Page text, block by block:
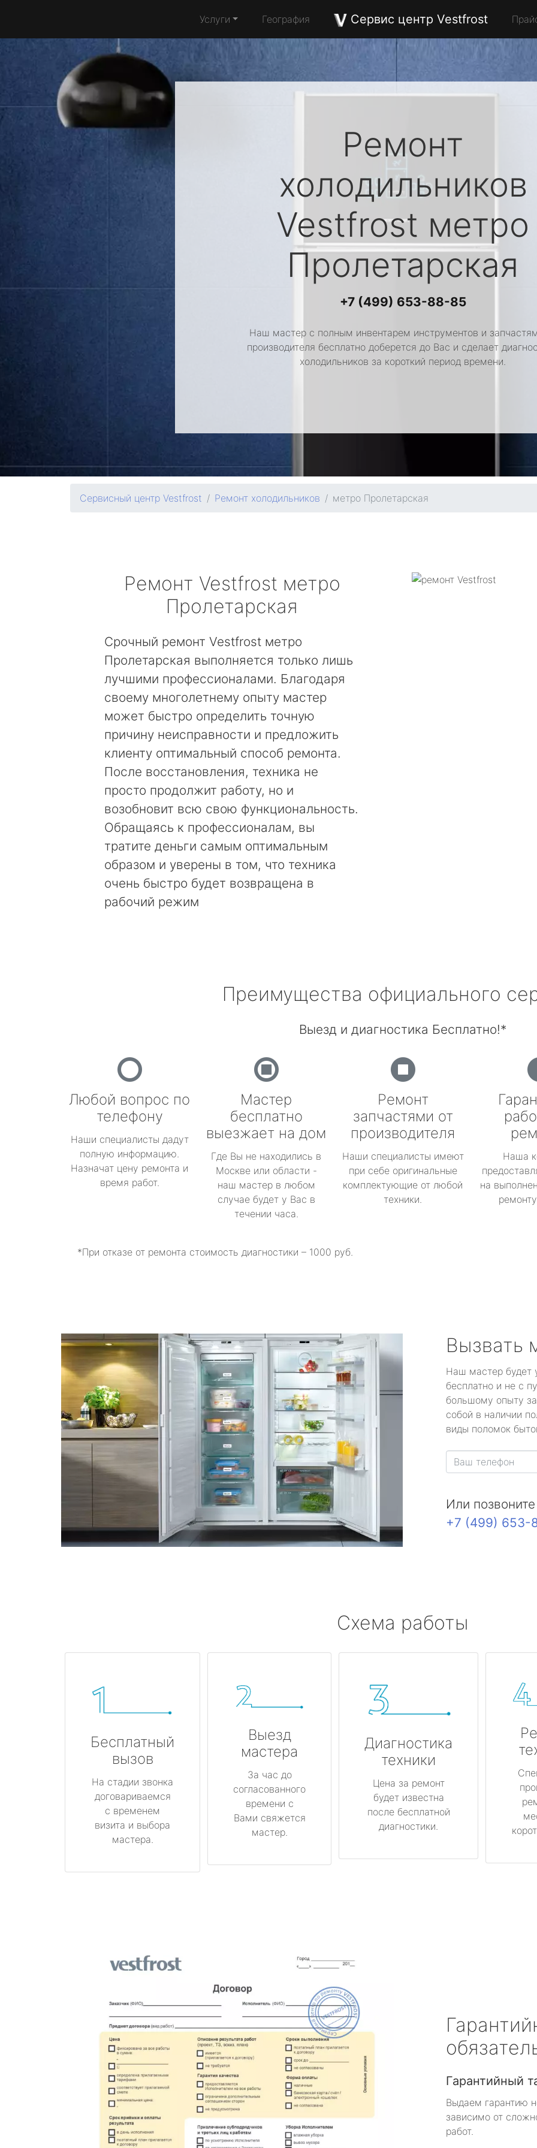
Услуги География Сервис центр Vestfrost
Ремонт
холодильников
Vestfrost метро
Пролетарская
+7 (499) 653-88-85
Наш мастер с полным инвентарем инструментов и
производителя бесплатно доберется до Вас и сделает
холодильников за короткий период времени.
Сервисный центр Vestfrost Ремонт холодильников метро Пролетарская
Ремонт Vestfrost метро
Пролетарская
Срочный ремонт Vestfrost метро
Пролетарская выполняется только лишь
лучшими профессионалами. Благодаря
своему многолетнему опыту мастер
может быстро определить точную
причину неисправности и предложить
клиенту оптимальный способ ремонта.
После восстановления, техника не
просто продолжит работу, но и
возобновит всю свою функциональность.
Обращаясь к профессионалам, вы
тратите деньги самым оптимальным
образом и уверены в том, что техника
очень быстро будет возвращена в
рабочий режим
Преимущества официального
Выезд и диагностика Бесплатно!*
Любой вопрос по
телефону
Наши специалисты дадут
полную информацию.
Назначат цену ремонта и
время работ.
Мастер
бесплатно
выезжает на дом
Где Вы не находились в
Москве или области -
наш мастер в любом
случае будет у Вас в
течении часа.
Ремонт
запчастями от
производителя
Наши специалисты имеют
при себе оригинальные
комплектующие от любой
техники.
Наша
на
*При отказе от ремонта стоимость диагностики – 1000 руб.
Вызвать
Наш мастер будет
бесплатно и не с
большому опыту
собой в наличии
виды поломок
Или
+7 (499) 653-
Схема работы
Бесплатный
вызов
На стадии звонка
договариваемся
с временем
визита и выбора
мастера.
Выезд
мастера
За час до
согласованного
времени с
Вами свяжется
мастер.
Диагностика
техники
Цена за ремонт
будет известна
после бесплатной
диагностики.
Гарантийный
Выдаем гарантию
зависимо от
работ.